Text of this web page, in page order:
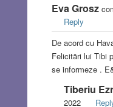
Eva Grosz
Reply
De acord cu
Felicitări lui Tibi
se informeze .
Tiberiu
2022